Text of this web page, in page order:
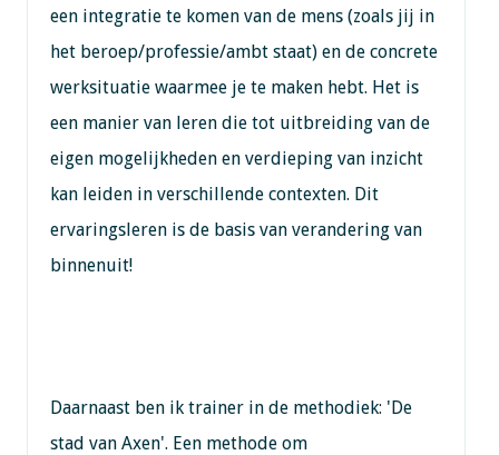
een integratie te komen van de mens (zoals jij in
het beroep/professie/ambt staat) en de concrete
werksituatie waarmee je te maken hebt. Het is
een manier van leren die tot uitbreiding van de
eigen mogelijkheden en verdieping van inzicht
kan leiden in verschillende contexten. Dit
ervaringsleren is de basis van verandering van
binnenuit!
Daarnaast ben ik trainer in de methodiek: 'De
stad van Axen'. Een methode om